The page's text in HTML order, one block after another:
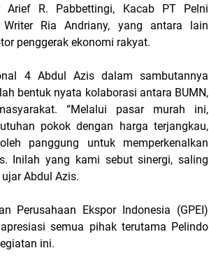
Arief R. Pabbettingi, Kacab PT Pelni
Ria Andriany, yang antara lain
penggerak ekonomi rakyat.
4 Abdul Azis dalam sambutannya
bentuk nyata kolaborasi antara BUMN,
“Melalui pasar murah ini,
pokok dengan harga terjangkau,
panggung untuk memperkenalkan
Inilah yang kami sebut sinergi, saling
Abdul Azis.
Perusahaan Ekspor Indonesia (GPEI)
semua pihak terutama Pelindo
ini.